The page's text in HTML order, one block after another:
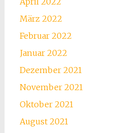
März 2022
Februar 2022
Januar 2022
Dezember 2021
November 2021
Oktober 2021
August 2021